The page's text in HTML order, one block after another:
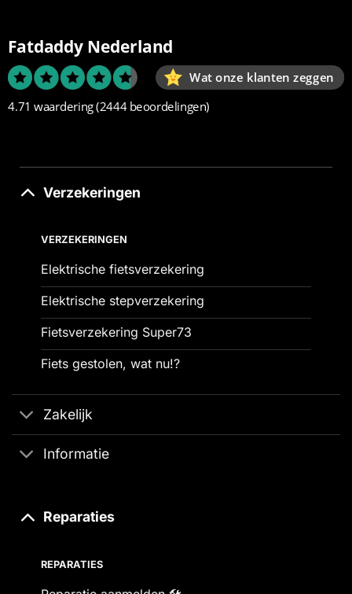
Fatdaddy Nederland
Wat onze klanten zeggen
4.71 waardering(2444 beoordelingen)
Verzekeringen
VERZEKERINGEN
Elektrische fietsverzekering
Elektrische stepverzekering
Fietsverzekering Super73
Fiets gestolen, wat nu!?
Zakelijk
Informatie
Reparaties
REPARATIES